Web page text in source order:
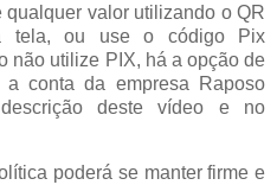
valor utilizando o QR
tela, ou use o código Pix
não utilize PIX, há a opção de
a conta da empresa Raposo
deste vídeo e no
poderá se manter firme e